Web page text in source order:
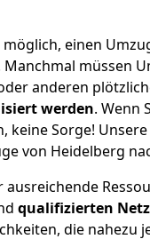
einen
Manchmal müssen
anderen
werden. Wenn
keine Sorge!
von Heidelberg
qualifizierten
die nahezu